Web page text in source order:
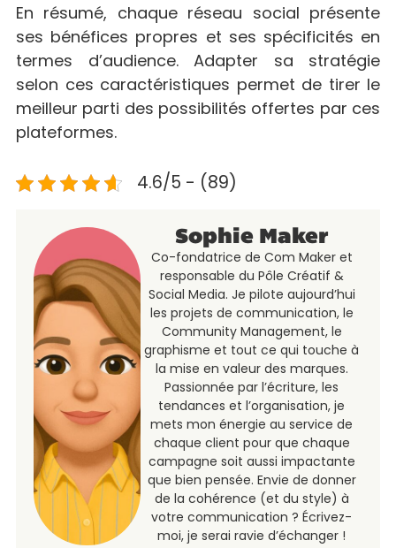
En résumé, chaque réseau social présente
ses bénéfices propres et ses spécificités en
termes d’audience. Adapter sa stratégie
selon ces caractéristiques permet de tirer le
meilleur parti des possibilités offertes par ces
plateformes.
4.6/5 - (89)
Sophie Maker
Co-fondatrice de Com Maker et
responsable du Pôle Créatif &
Social Media. Je pilote aujourd’hui
les projets de communication, le
Community Management, le
graphisme et tout ce qui touche à
la mise en valeur des marques.
Passionnée par l’écriture, les
tendances et l’organisation, je
mets mon énergie au service de
chaque client pour que chaque
campagne soit aussi impactante
que bien pensée. Envie de donner
de la cohérence (et du style) à
votre communication ? Écrivez-
moi, je serai ravie d’échanger !